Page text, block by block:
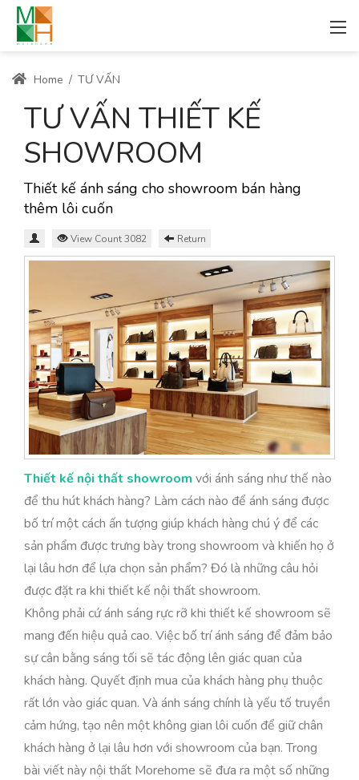
Home / TƯ VẤN
TƯ VẤN THIẾT KẾ
SHOWROOM
Thiết kế ánh sáng cho showroom bán hàng
thêm lôi cuốn
View Count 3082 Return
Thiết kế nội thất showroom với ánh sáng như thế nào
để thu hút khách hàng? Làm cách nào để ánh sáng được
bố trí một cách ấn tượng giúp khách hàng chú ý để các
sản phẩm được trưng bày trong showroom và khiến họ ở
lại lâu hơn để lựa chọn sản phẩm? Đó là những câu hỏi
được đặt ra khi thiết kế nội thất showroom.
Không phải cứ ánh sáng rực rỡ khi thiết kế showroom sẽ
mang đến hiệu quả cao. Việc bố trí ánh sáng để đảm bảo
sự cân bằng sáng tối sẽ tác động lên giác quan của
khách hàng. Quyết định mua của khách hàng phụ thuộc
rất lớn vào giác quan. Và ánh sáng chính là yếu tố truyền
cảm hứng, tạo nên một không gian lôi cuốn để giữ chân
khách hàng ở lại lâu hơn với showroom của bạn. Trong
bài viết này nội thất Morehome sẽ đưa ra một số những